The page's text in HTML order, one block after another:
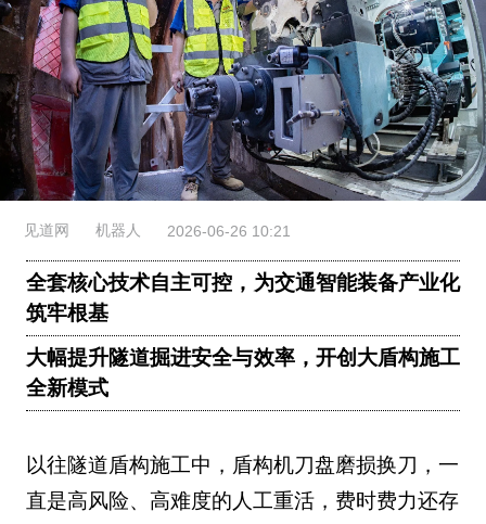
见道网 机器人 2026-06-26 10:21
全套核心技术自主可控，为交通智能装备产业化
筑牢根基
大幅提升隧道掘进安全与效率，开创大盾构施工
全新模式
以往隧道盾构施工中，盾构机刀盘磨损换刀，一
直是高风险、高难度的人工重活，费时费力还存